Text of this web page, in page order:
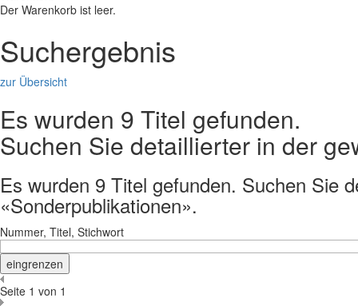
Der Warenkorb ist leer.
Suchergebnis
zur Übersicht
Es wurden 9 Titel gefunden.
Suchen Sie detaillierter in der
Es wurden 9 Titel gefunden. Suchen Sie
«Sonderpublikationen».
Nummer, Titel, Stichwort
Seite 1 von 1